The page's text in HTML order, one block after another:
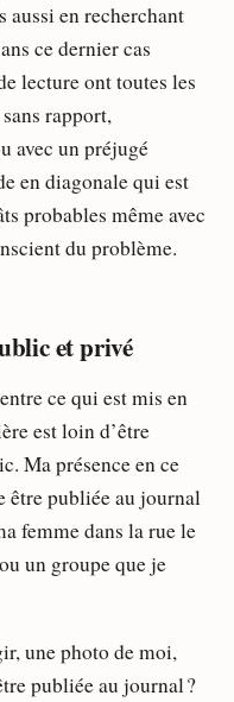
aussi en recherchant
ce dernier cas
lecture ont toutes les
rapport,
avec un préjugé
en diagonale qui est
probables même avec
du problème.
et privé
ce qui est mis en
est loin d’être
Ma présence en ce
être publiée au journal
femme dans la rue le
un groupe que je
une photo de moi,
publiée au journal ?